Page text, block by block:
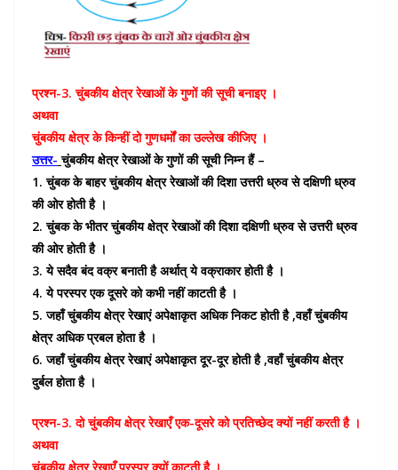
प्रश्न-3. चुंबकीय क्षेत्र रेखाओं के गुणों की सूची बनाइए ।
अथवा
चुंबकीय क्षेत्र के किन्हीं दो गुणधर्मों का उल्लेख कीजिए ।
उत्तर- चुंबकीय क्षेत्र रेखाओं के गुणों की सूची निम्न हैं –
1. चुंबक के बाहर चुंबकीय क्षेत्र रेखाओं की दिशा उत्तरी ध्रुव से दक्षिणी ध्रुव
की ओर होती है ।
2. चुंबक के भीतर चुंबकीय क्षेत्र रेखाओं की दिशा दक्षिणी ध्रुव से उत्तरी ध्रुव
की ओर होती है ।
3. ये सदैव बंद वक्र बनाती है अर्थात् ये वक्राकार होती है ।
4. ये परस्पर एक दूसरे को कभी नहीं काटती है ।
5. जहाँ चुंबकीय क्षेत्र रेखाएं अपेक्षाकृत अधिक निकट होती है ,वहाँ चुंबकीय
क्षेत्र अधिक प्रबल होता है ।
6. जहाँ चुंबकीय क्षेत्र रेखाएं अपेक्षाकृत दूर-दूर होती है ,वहाँ चुंबकीय क्षेत्र
दुर्बल होता है ।
प्रश्न-3. दो चुंबकीय क्षेत्र रेखाएँ एक-दूसरे को प्रतिच्छेद क्यों नहीं करती है ।
अथवा
चुंबकीय क्षेत्र रेखाएँ परस्पर क्यों काटती है ।